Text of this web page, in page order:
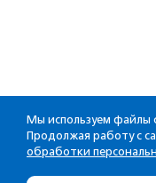
Мы используем файлы
Продолжая работу с
обработки